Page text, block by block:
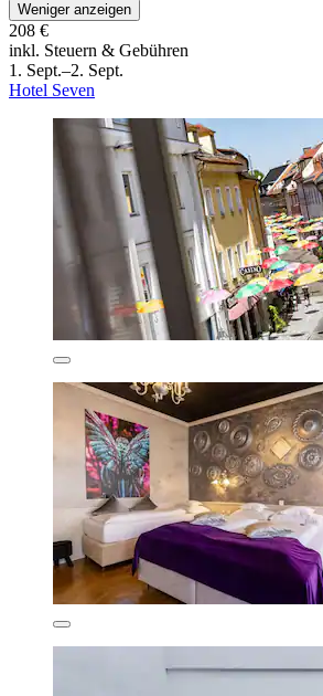
Weniger anzeigen
208 €
inkl. Steuern & Gebühren
1. Sept.–2. Sept.
Hotel Seven